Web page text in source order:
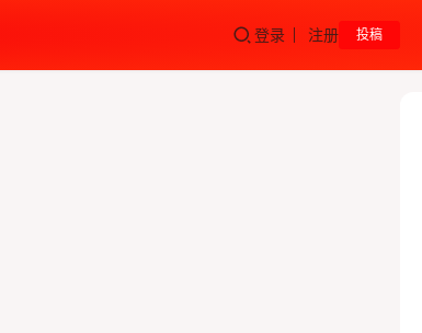
登录 注册 投稿